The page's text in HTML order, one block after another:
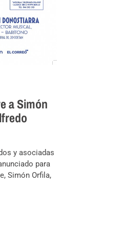
a Simón
y asociadas
para
Simón Orfila,